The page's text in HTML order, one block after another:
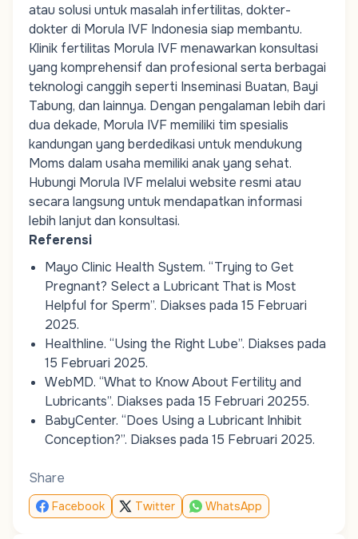
atau solusi untukmasalah infertilitas, dokter-
dokterdi Morula IVF Indonesia siap membantu.
Klinik fertilitas Morula IVFmenawarkan konsultasi
yang komprehensif dan profesional serta berbagai
teknologi canggih seperti Inseminasi Buatan, Bayi
Tabung, dan lainnya. Dengan pengalaman lebih dari
dua dekade, Morula IVFmemiliki tim spesialis
kandungan yang berdedikasi untukmendukung
Moms dalam usaha memiliki anakyang sehat.
Hubungi Morula IVFmelalui website resmi atau
secara langsung untukmendapatkan informasi
lebih lanjutdan konsultasi.
Referensi
Mayo Clinic Health System. “Trying to Get
Pregnant? Select a Lubricant That is Most
Helpful for Sperm”. Diakses pada 15 Februari
2025.
Healthline. “Using the Right Lube”. Diakses pada
15 Februari 2025.
WebMD. “What to Know About Fertility and
Lubricants”. Diakses pada 15 Februari 20255.
BabyCenter. “Does Using a Lubricant Inhibit
Conception?”. Diakses pada 15 Februari 2025.
Share
Facebook Twitter WhatsApp